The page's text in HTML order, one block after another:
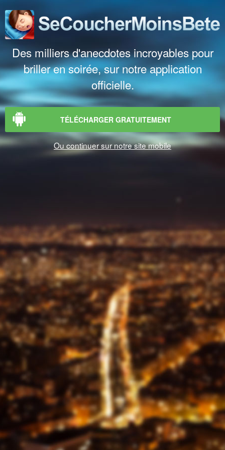
Des milliers d'anecdotes incroyables pour
briller en soirée, sur notre application
officielle.
TÉLÉCHARGER GRATUITEMENT
Ou continuer sur notre site mobile